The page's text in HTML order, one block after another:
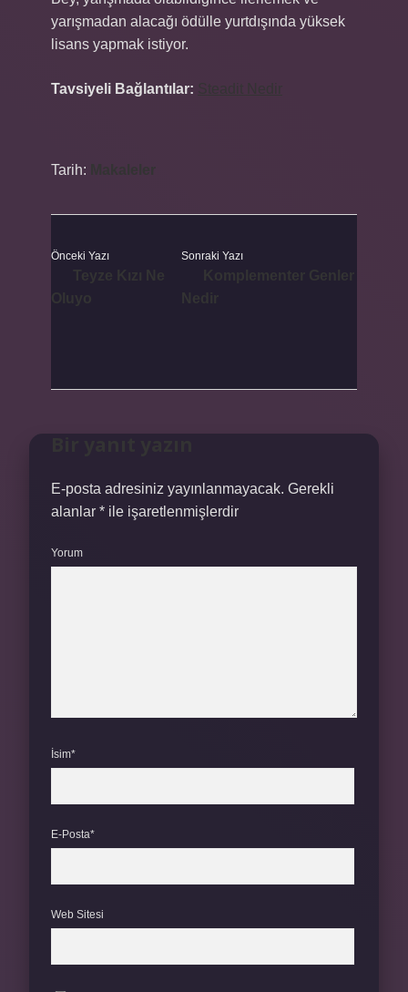
yarışmadan alacağı ödülle yurtdışında yüksek
lisans yapmak istiyor.
Tavsiyeli Bağlantılar:
Tarih:
Önceki Yazı Sonraki Yazı
E-posta adresiniz yayınlanmayacak. Gerekli
alanlar * ile işaretlenmişlerdir
Yorum
İsim*
E-Posta*
Web Sitesi